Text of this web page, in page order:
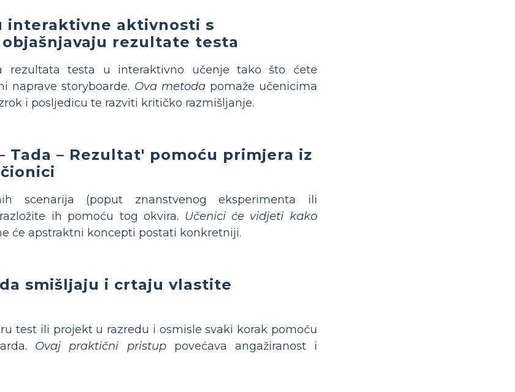
interaktivne aktivnosti s
rezultate testa
rezultata testa u interaktivno učenje tako što ćete
naprave storyboarde. Ova metodapomaže učenicima
i posljedicu te razviti kritičko razmišljanje.
Tada – Rezultat' pomoću primjera iz
scenarija (poput znanstvenog eksperimenta ili
ih pomoću tog okvira. Učenici će vidjeti kako
će apstraktni koncepti postati konkretniji.
smišljaju i crtaju vlastite
test ili projekt u razredu i osmisle svaki korak pomoću
Ovaj praktični pristuppovećava angažiranost i